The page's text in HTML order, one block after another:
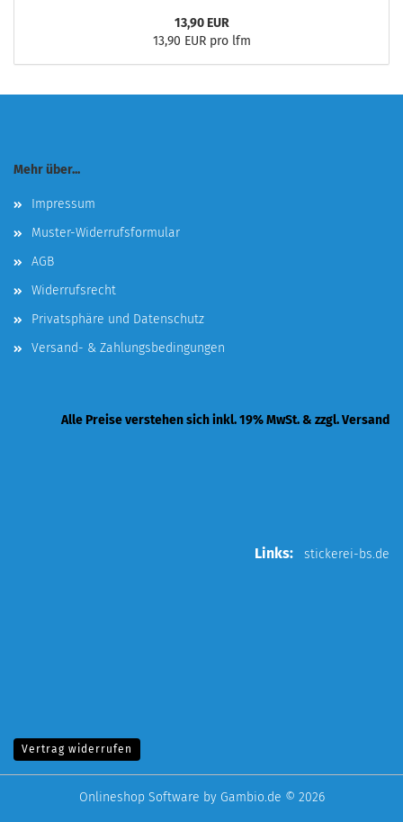
13,90 EUR
13,90 EUR pro lfm
Mehr über...
Impressum
Muster-Widerrufsformular
AGB
Widerrufsrecht
Privatsphäre und Datenschutz
Versand- & Zahlungsbedingungen
Alle Preise verstehen sich inkl. 19% MwSt. & zzgl. Versand
Links: stickerei-bs.de
Vertrag widerrufen
Onlineshop Software by Gambio.de © 2026